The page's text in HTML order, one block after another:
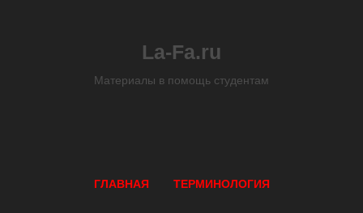
La-Fa.ru
Материалы в помощь студентам
ГЛАВНАЯ ТЕРМИНОЛОГИЯ